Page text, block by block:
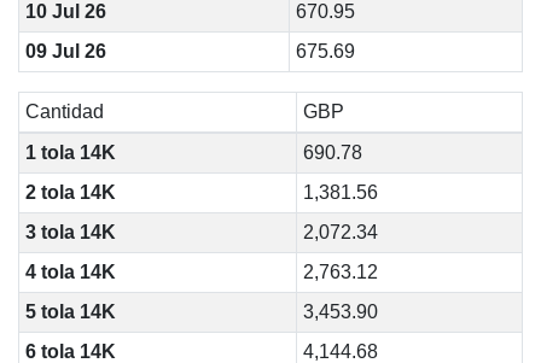
10 Jul 26
670.95
09 Jul 26
675.69
Cantidad
GBP
1 tola 14K
690.78
2 tola 14K
1,381.56
3 tola 14K
2,072.34
4 tola 14K
2,763.12
5 tola 14K
3,453.90
6 tola 14K
4,144.68